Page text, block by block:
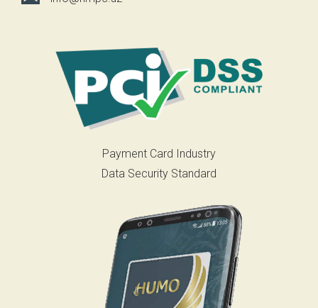
Payment Card Industry
Data Security Standard